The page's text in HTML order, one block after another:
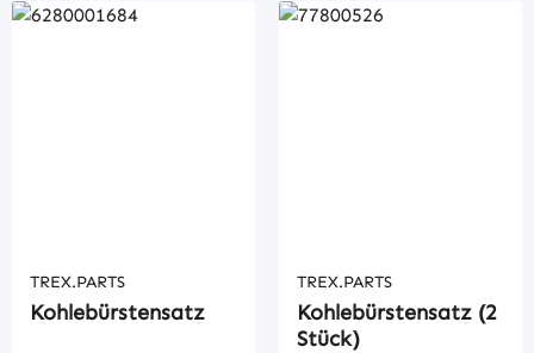
TREX.PARTS
Kohlebürstensatz
TREX.PARTS
Kohlebürstensatz (2
Stück)